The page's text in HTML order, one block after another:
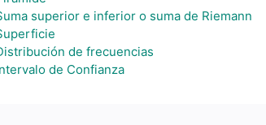
superior e inferior o suma de Riemann
de frecuencias
de Confianza